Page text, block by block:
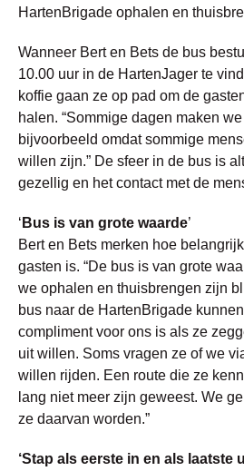
HartenBrigade ophalen en
Wanneer Bert en Bets de bus
10.00 uur in de HartenJager te
koffie gaan ze op pad om de
halen. “Sommige dagen maken
bijvoorbeeld omdat sommige
willen zijn.” De sfeer in de bus is
gezellig en het contact met de
‘ Bus is van grote waarde’
Bert en Bets merken hoe
gasten is. “De bus is van grote
we ophalen en thuisbrengen zijn
bus naar de HartenBrigade
compliment voor ons is als ze
uit willen. Soms vragen ze of we
willen rijden. Een route die ze
lang niet meer zijn geweest. We
ze daarvan worden.”
‘Stap als eerste in en als laatste